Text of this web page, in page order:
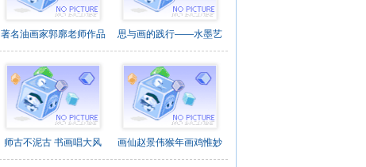
著名油画家郭廓老师作品 思与画的践行——水墨艺
师古不泥古 书画唱大风 画仙赵景伟猴年画鸡惟妙